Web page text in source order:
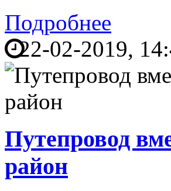
Подробнее
22-02-2019,
Путепровод
район